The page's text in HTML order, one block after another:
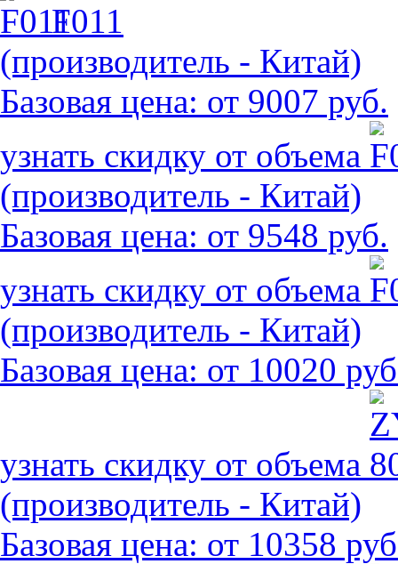
F011
(производитель - Китай)
Базовая цена: от 9007 руб.
узнать скидку от объема
(производитель - Китай)
Базовая цена: от 9548 руб.
узнать скидку от объема
(производитель - Китай)
Базовая цена: от 10020
узнать скидку от объема
(производитель - Китай)
Базовая цена: от 10358